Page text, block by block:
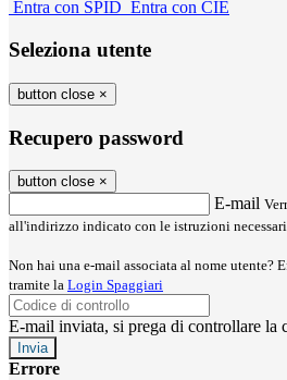
Entra con SPID Entra con CIE
Seleziona utente
button close ×
Recupero password
button close ×
E-mail
all'indirizzo indicato con le istruzioni
Non hai una e-mail associata al nome utente?
tramite la Login Spaggiari
E-mail inviata, si prega di controllare la
Errore